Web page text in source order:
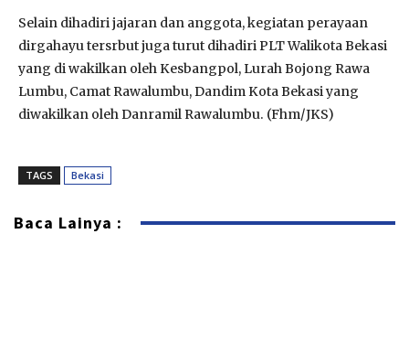
Selain dihadiri jajaran dan anggota, kegiatan perayaan
dirgahayu tersrbut juga turut dihadiri PLT Walikota Bekasi
yang di wakilkan oleh Kesbangpol, Lurah Bojong Rawa
Lumbu, Camat Rawalumbu, Dandim Kota Bekasi yang
diwakilkan oleh Danramil Rawalumbu. (Fhm/JKS)
TAGS Bekasi
Baca Lainya :